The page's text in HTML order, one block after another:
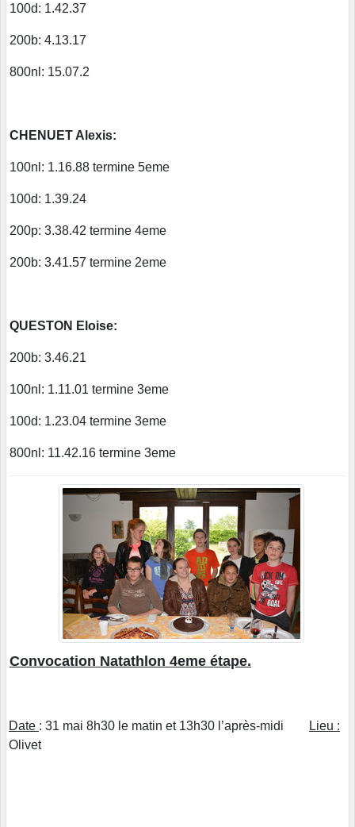
100d: 1.42.37
200b: 4.13.17
800nl: 15.07.2
CHENUET Alexis:
100nl: 1.16.88 termine 5eme
100d: 1.39.24
200p: 3.38.42 termine 4eme
200b: 3.41.57 termine 2eme
QUESTON Eloise:
200b: 3.46.21
100nl: 1.11.01 termine 3eme
100d: 1.23.04 termine 3eme
800nl: 11.42.16 termine 3eme
Convocation Natathlon 4eme étape.
Date : 31 mai 8h30 le matin et 13h30 l’après-midi
Lieu :
Olivet